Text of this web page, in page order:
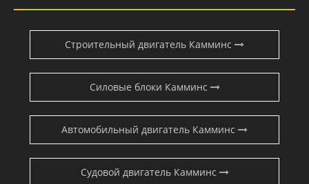
Строительный двигатель Камминс
Силовые блоки Камминс
Автомобильный двигатель Камминс
Судовой двигатель Камминс